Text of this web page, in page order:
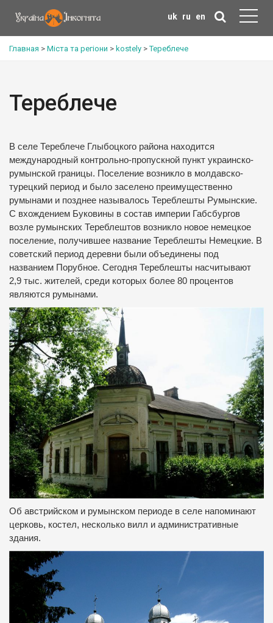
uk ru en
Главная > Міста та регіони > kostely >Тереблече
Тереблече
В селе Тереблече Глыбоцкого района находится
международный контрольно-пропускной пункт украинско-
румынской границы. Поселение возникло в молдавско-
турецкий период и было заселено преимущественно
румынами и позднее называлось Тереблешты Румынские.
С вхождением Буковины в состав империи Габсбургов
возле румынских Тереблештов возникло новое немецкое
поселение, получившее название Тереблешты Немецкие. В
советский период деревни были объединены под
названием Порубное. Сегодня Тереблешты насчитывают
2,9 тыс. жителей, среди которых более 80 процентов
являются румынами.
Об австрийском и румынском периоде в селе напоминают
церковь, костел, несколько вилл и административные
здания.